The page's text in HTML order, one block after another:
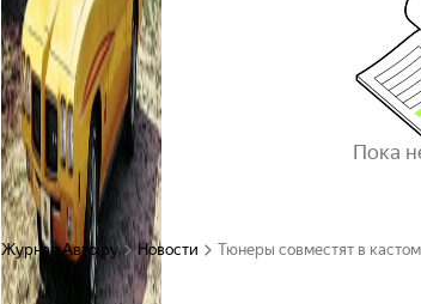
Пока
Журнал Авто.ру Новости Тюнеры совместят в